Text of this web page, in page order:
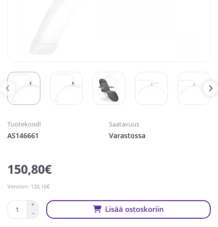
Tuotekoodi
AS146661
Saatavuus
Varastossa
150,80€
Veroton: 120,16€
Lisää ostoskoriin